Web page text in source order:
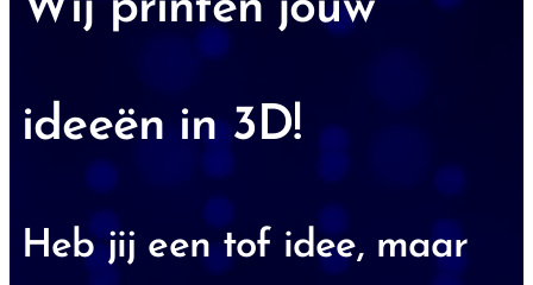
ideeën in 3D!
Heb jij een tof idee, maar